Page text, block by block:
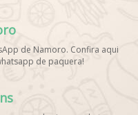
de Namoro. Confira aqui
de paquera!